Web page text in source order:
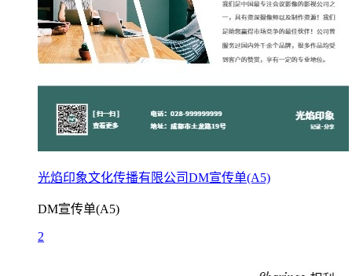
光焰印象文化传播有限公司DM宣传单(A5)
DM宣传单(A5)
2